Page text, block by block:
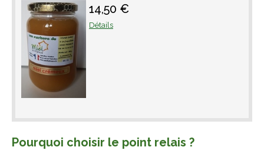
14,50 €
Détails
Pourquoi choisir le point relais ?